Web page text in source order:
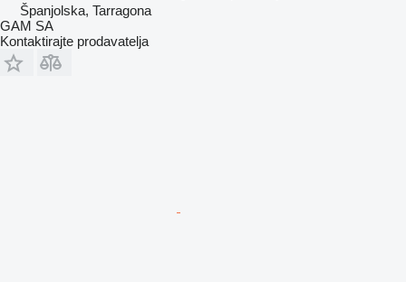
Španjolska, Tarragona
GAM SA
Kontaktirajte prodavatelja